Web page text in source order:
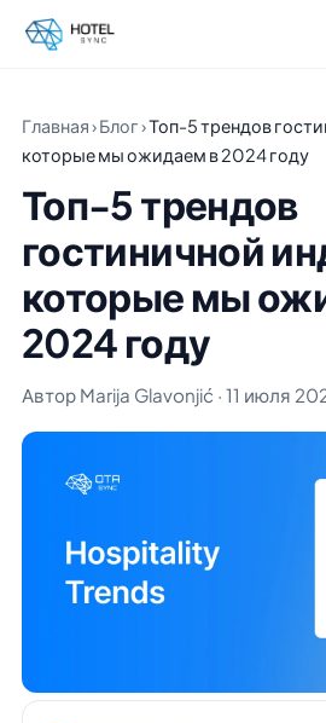
Главная›Блог›Топ-5 трендов
которые мы ожидаем в 2024 году
Топ-5 трендов
гостиничной
которые мы
2024 году
Автор Marija Glavonjić · 11 июля